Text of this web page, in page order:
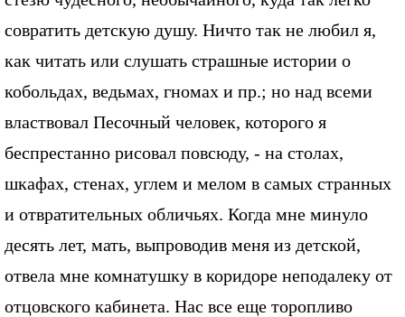
совратить детскую душу. Ничто так не любил я,
как читать или слушать страшные истории о
кобольдах, ведьмах, гномах и пр.; но над всеми
властвовал Песочный человек, которого я
беспрестанно рисовал повсюду, - на столах,
шкафах, стенах, углем и мелом в самых странных
и отвратительных обличьях. Когда мне минуло
десять лет, мать, выпроводив меня из детской,
отвела мне комнатушку в коридоре неподалеку от
отцовского кабинета. Нас все еще торопливо